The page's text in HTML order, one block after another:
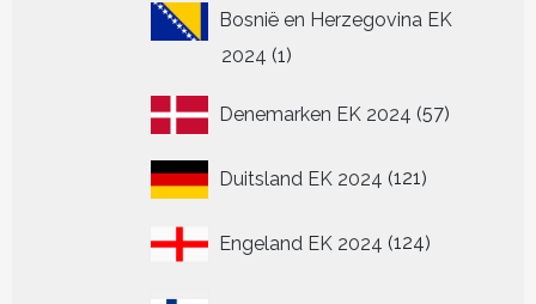
Bosnië en Herzegovina EK
2024 11
Denemarken EK 2024 5757
Duitsland EK 2024 121121
Engeland EK 2024 124124